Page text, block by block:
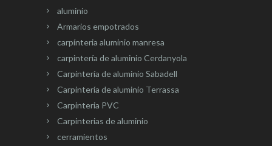
aluminio
Armarios empotrados
carpínteria aluminio manresa
carpintería de aluminio Cerdanyola
Carpintería de aluminio Sabadell
Carpintería de aluminio Terrassa
Carpinteria PVC
Carpinterias de aluminio
cerramientos